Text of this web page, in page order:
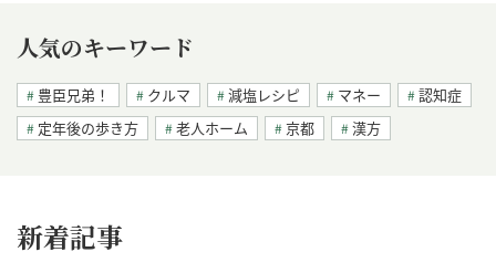
人気のキーワード
豊臣兄弟！ クルマ 減塩レシピ マネー
認知症
定年後の歩き方
老人ホーム 京都 漢方
新着記事